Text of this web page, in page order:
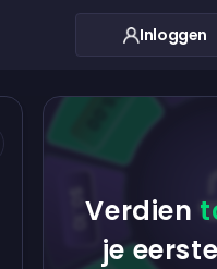
Inloggen
Verdien
je
$0.10
$5.00
$0.10